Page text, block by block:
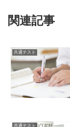
関連記事
共通テスト
共通テスト